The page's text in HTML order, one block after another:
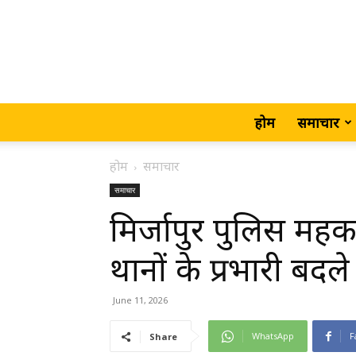
होम समाचार
होम समाचार
समाचार
मिर्जापुर पुलिस
थानों के प्रभारी बदले
June 11, 2026
Share WhatsApp